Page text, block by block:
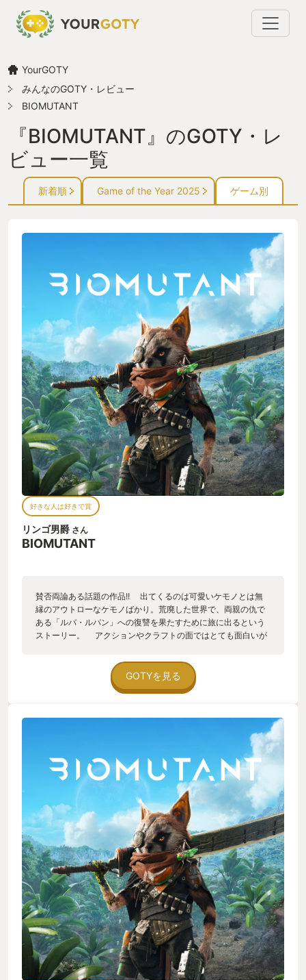
YourGOTY
みんなのGOTY・レビュー
BIOMUTANT
『BIOMUTANT』のGOTY・レ
ビュー一覧
新着順 Game of the Year 2025 ゲーム別
好きな人は好きで賞
リンゴ男爵 さん
BIOMUTANT
賛否両論ある話題の作品!! 出てくるのは可愛いケモノとは無
縁のアウトローなケモノばかり。荒廃した世界で、両親の仇で
ある「ルパ・ルパン」への復讐を果たすために旅に出るという
ストーリー。 アクションやクラフトの面ではとても面白いが
好きな人は好きな作品だと思うので是非プレイしてほしい!!
GOTYを見る